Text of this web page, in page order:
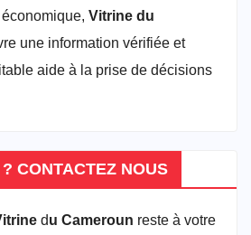
Vitrine du
une information vérifiée et
aide à la prise de décisions
CONTACTEZ NOUS
du Cameroun reste à votre